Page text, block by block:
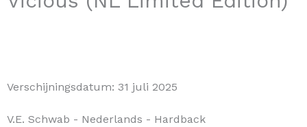
Verschijningsdatum: 31 juli 2025
V.E. Schwab - Nederlands - Hardback